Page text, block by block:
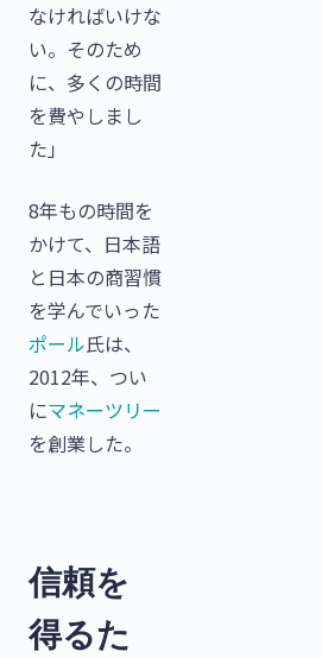
なければいけな
い。そのため
に、多くの時間
を費やしまし
た」
8年もの時間を
かけて、日本語
と日本の商習慣
を学んでいった
ポール氏は、
2012年、つい
にマネーツリー
を創業した。
信頼を
得るた